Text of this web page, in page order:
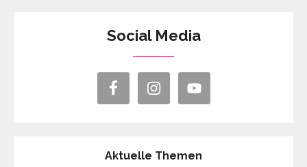
Social Media
Aktuelle Themen